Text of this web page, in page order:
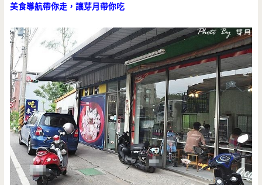
美食導航帶你走，讓芽月帶你吃